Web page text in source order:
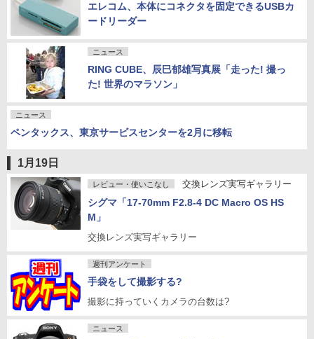
エレコム、本体にコネクタを固定できるUSBカ
ードリーダー
ニュース
RING CUBE、辰巳郁雄写真展「走った! 撮っ
た! 世界のマラソン」
ニュース
ペンタックス、東京サービスセンターを2月に移転
1月19日
レビュー・使いこなし 交換レンズ実写ギャラリー
シグマ「17-70mm F2.8-4 DC Macro OS HS
M」
交換レンズ実写ギャラリー
週刊アンケート
手袋をして撮影する?
撮影に持っていくカメラの台数は?
ニュース